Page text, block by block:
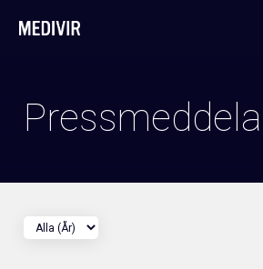
Om oss
Medivir i korthet
Affärsmodell & strategi